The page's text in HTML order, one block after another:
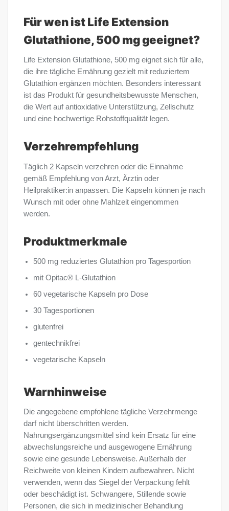
Für wen ist Life Extension
Glutathione, 500 mg geeignet?
Life Extension Glutathione, 500 mg eignet sich für alle,
die ihre tägliche Ernährung gezielt mit reduziertem
Glutathion ergänzen möchten. Besonders interessant
ist das Produkt für gesundheitsbewusste Menschen,
die Wert auf antioxidative Unterstützung, Zellschutz
und eine hochwertige Rohstoffqualität legen.
Verzehrempfehlung
Täglich 2 Kapseln verzehren oder die Einnahme
gemäß Empfehlung von Arzt, Ärztin oder
Heilpraktiker:in anpassen. Die Kapseln können je nach
Wunsch mit oder ohne Mahlzeit eingenommen
werden.
Produktmerkmale
500 mg reduziertes Glutathion pro Tagesportion
mit Opitac® L-Glutathion
60 vegetarische Kapseln pro Dose
30 Tagesportionen
glutenfrei
gentechnikfrei
vegetarische Kapseln
Warnhinweise
Die angegebene empfohlene tägliche Verzehrmenge
darf nicht überschritten werden.
Nahrungsergänzungsmittel sind kein Ersatz für eine
abwechslungsreiche und ausgewogene Ernährung
sowie eine gesunde Lebensweise. Außerhalb der
Reichweite von kleinen Kindern aufbewahren. Nicht
verwenden, wenn das Siegel der Verpackung fehlt
oder beschädigt ist. Schwangere, Stillende sowie
Personen, die sich in medizinischer Behandlung